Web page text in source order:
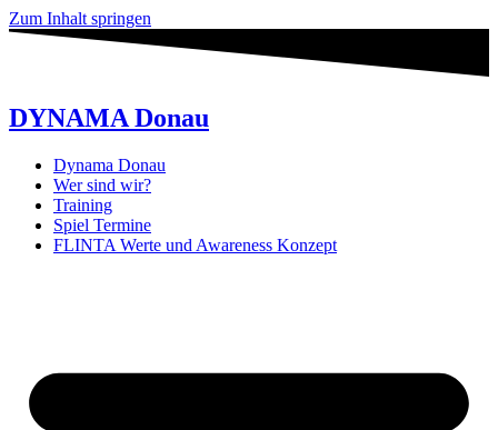
Zum Inhalt springen
DYNAMA Donau
Dynama Donau
Wer sind wir?
Training
Spiel Termine
FLINTA Werte und Awareness Konzept